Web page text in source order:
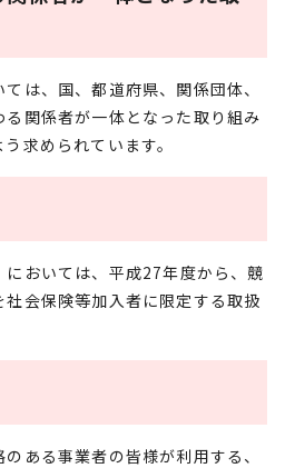
は、国、都道府県、関係団体、
関係者が一体となった取り組み
求められています。
おいては、平成27年度から、競
会保険等加入者に限定する取扱
ある事業者の皆様が利用する、